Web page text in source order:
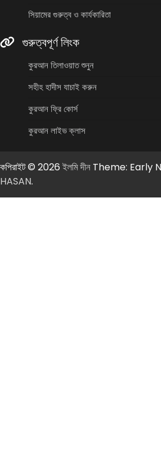
সিয়ামের গুরুত্ব ও কার্যকারিতা
গুরুত্বপূর্ণ লিংক
কুরআন তিলাওয়াত শুনুন
সহীহ হাদীস যাচাই করুন
কুরআন ফ্রি কোর্স
কুরআন লাইভ ক্লাস
কপিরাইট © 2026ইলমি দীন Theme: Early
HASAN.